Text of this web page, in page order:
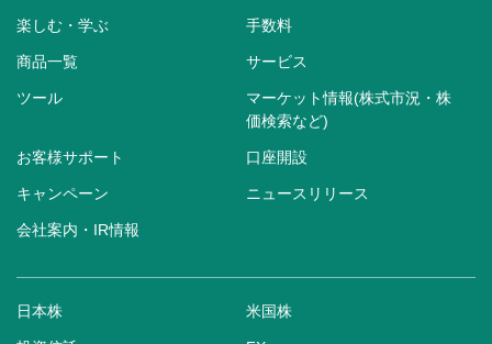
楽しむ・学ぶ 手数料
商品一覧 サービス
ツール
マーケット情報(株式市況・株
価検索など)
お客様サポート 口座開設
キャンペーン ニュースリリース
会社案内・IR情報
日本株 米国株